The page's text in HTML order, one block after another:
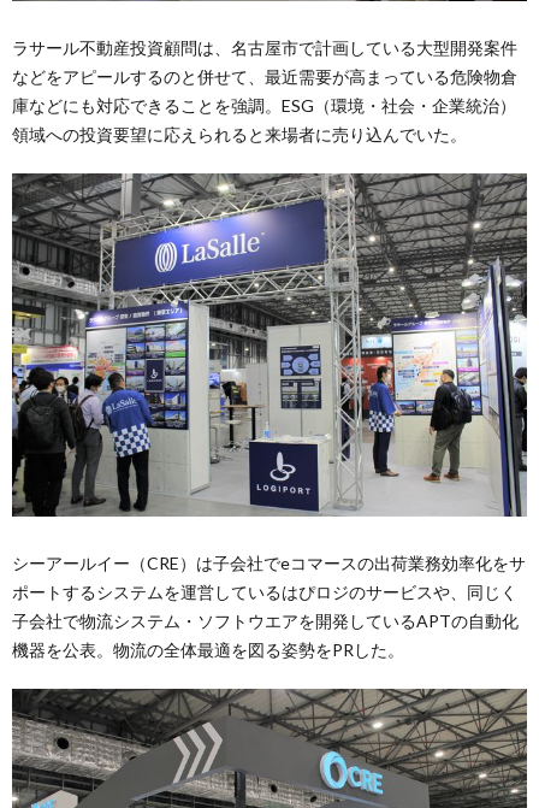
ラサール不動産投資顧問は、名古屋市で計画している大型開発案件
などをアピールするのと併せて、最近需要が高まっている危険物倉
庫などにも対応できることを強調。ESG（環境・社会・企業統治）
領域への投資要望に応えられると来場者に売り込んでいた。
シーアールイー（CRE）は子会社でeコマースの出荷業務効率化をサ
ポートするシステムを運営しているはぴロジのサービスや、同じく
子会社で物流システム・ソフトウエアを開発しているAPTの自動化
機器を公表。物流の全体最適を図る姿勢をPRした。